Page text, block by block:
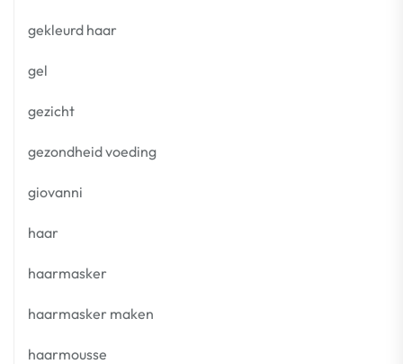
gekleurd haar
gel
gezicht
gezondheid voeding
giovanni
haar
haarmasker
haarmasker maken
haarmousse